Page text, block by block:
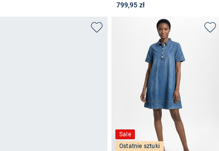
799,95 zł
Sale
Ostatnie sztuki